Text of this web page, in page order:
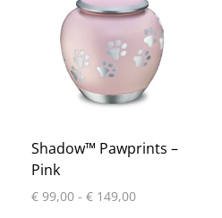
Shadow™ Pawprints –
Pink
€99,00 - €149,00Prijsklasse: